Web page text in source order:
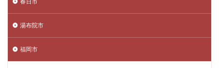
湯布院市
福岡市